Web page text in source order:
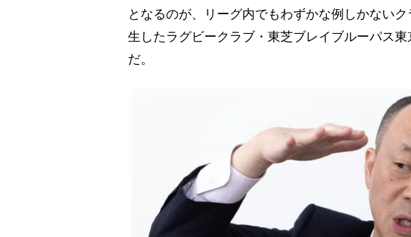
となるのが、リーグ内でもわずかな例しかない
生したラグビークラブ・東芝ブレイブルーパス
だ。